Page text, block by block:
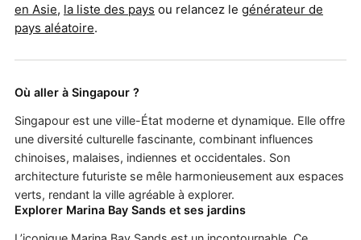
en Asie, la liste des pays ou relancez le générateur de
pays aléatoire.
Où aller à Singapour ?
Singapour est une ville-État moderne et dynamique. Elle offre
une diversité culturelle fascinante, combinant influences
chinoises, malaises, indiennes et occidentales. Son
architecture futuriste se mêle harmonieusement aux espaces
verts, rendant la ville agréable à explorer.
Explorer Marina Bay Sands et ses jardins